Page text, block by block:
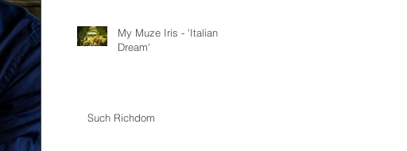
My Muze Iris - 'Italian
Dream'
Such Richdom